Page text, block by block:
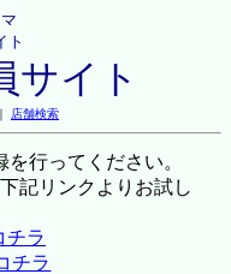
ト
サイト
｜ 店舗検索
行ってください。
記リンクよりお試し
チラ
チラ